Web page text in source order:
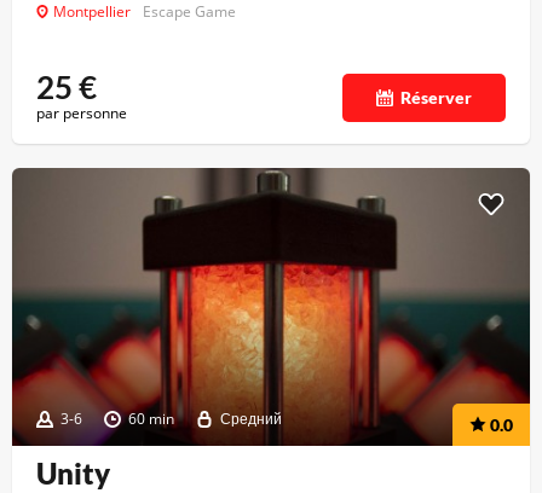
Montpellier Escape Game
25€
par personne
Réserver
3-6 60 min Средний 0.0
Unity